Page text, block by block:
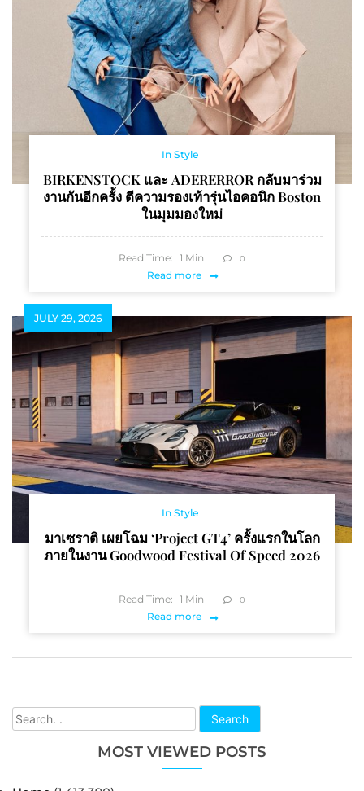
Search
MOST VIEWED POSTS
In Style
BIRKENSTOCK และ ADERERROR กลับมาร่วม
งานกันอีกครั้ง ตีความรองเท้ารุ่นไอคอนิก Boston
ในมุมมองใหม่
Read Time: 1 Min 0
Read more
JULY 29, 2026
In Style
มาเซราติ เผยโฉม ‘Project GT4’ ครั้งแรกในโลก
ภายในงาน Goodwood Festival Of Speed 2026
Read Time: 1 Min 0
Read more